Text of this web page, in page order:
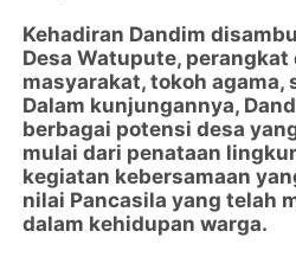
Kehadiran Dandim
Desa Watupute, perangkat
masyarakat, tokoh agama,
Dalam kunjungannya,
berbagai potensi desa
mulai dari penataan
kegiatan kebersamaan
nilai Pancasila yang telah
dalam kehidupan warga.